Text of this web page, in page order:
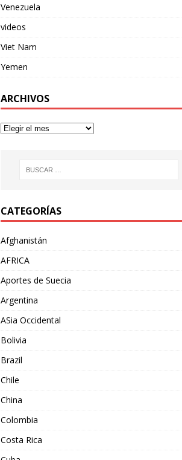
Venezuela
videos
Viet Nam
Yemen
ARCHIVOS
CATEGORÍAS
Afghanistán
AFRICA
Aportes de Suecia
Argentina
ASia Occidental
Bolivia
Brazil
Chile
China
Colombia
Costa Rica